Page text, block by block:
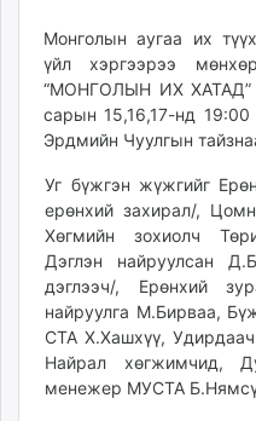
zindaa.mn
Baabar.mn
tovch.mn
ikon.mn
mnb.mn
Livetv.mn
Eguur.mn
24tsag.mn
shuud.mn
eagle.mn
ergelt.mn
zarig.mn
22:25:09
10:20:36
Монголын аугаа их
үйл хэргээрээ
“МОНГОЛЫН ИХ ХАТАД”
сарын 15,16,17-нд
Эрдмийн Чуулгын
Уг бүжгэн жүжгийг
ерөнхий захирал/,
Хөгмийн зохиолч
Дэглэн найруулсан
дэглээч/, Ерөнхий
найруулга М.Бирваа,
СТА Х.Хашхүү,
Найрал хөгжимчид,
менежер МУСТА